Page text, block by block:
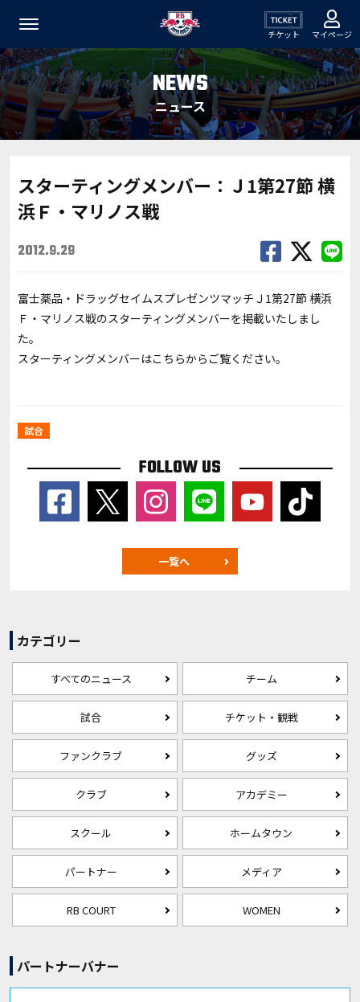
チケット マイページ
NEWS
ニュース
スターティングメンバー：Ｊ1第27節 横
浜Ｆ・マリノス戦
2012.9.29
富士薬品・ドラッグセイムスプレゼンツマッチＪ1第27節 横浜
Ｆ・マリノス戦のスターティングメンバーを掲載いたしまし
た。
スターティングメンバーはこちらからご覧ください。
試合
FOLLOW US
一覧へ
カテゴリー
すべてのニュース チーム
試合 チケット・観戦
ファンクラブ グッズ
クラブ アカデミー
スクール ホームタウン
パートナー メディア
RB COURT WOMEN
パートナーバナー